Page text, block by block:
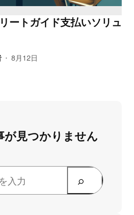
ートガイド支払いソリュ
• 8月12日
が見つかりません